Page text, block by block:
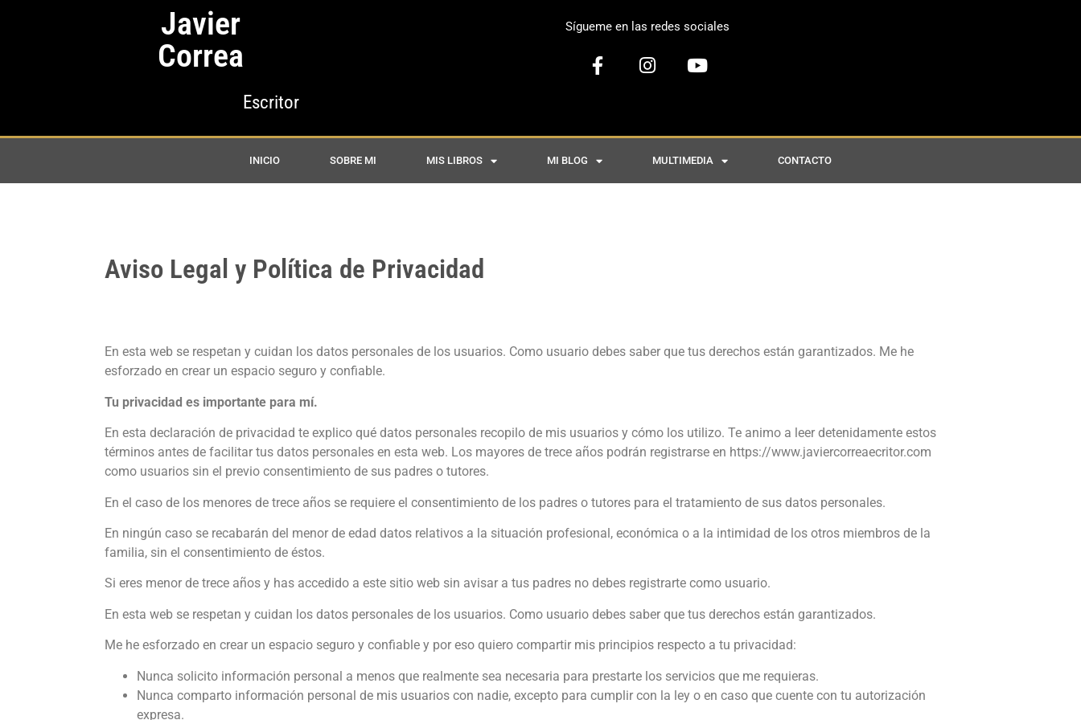
Javier
Correa
Escritor
Sígueme en las redes sociales
INICIO SOBRE MI MIS LIBROS MI BLOG MULTIMEDIA CONTACTO
Aviso Legal y Política de Privacidad
En esta web se respetan y cuidan los datos personales de los usuarios. Como usuario debes saber que tus derechos están garantizados. Me he
esforzado en crear un espacio seguro y confiable.
Tu privacidad es importante para mí.
En esta declaración de privacidad te explico qué datos personales recopilo de mis usuarios y cómo los utilizo. Te animo a leer detenidamente estos
términos antes de facilitar tus datos personales en esta web. Los mayores de trece años podrán registrarse en https://www.javiercorreaecritor.com
como usuarios sin el previo consentimiento de sus padres o tutores.
En el caso de los menores de trece años se requiere el consentimiento de los padres o tutores para el tratamiento de sus datos personales.
En ningún caso se recabarán del menor de edad datos relativos a la situación profesional, económica o a la intimidad de los otros miembros de la
familia, sin el consentimiento de éstos.
Si eres menor de trece años y has accedido a este sitio web sin avisar a tus padres no debes registrarte como usuario.
En esta web se respetan y cuidan los datos personales de los usuarios. Como usuario debes saber que tus derechos están garantizados.
Me he esforzado en crear un espacio seguro y confiable y por eso quiero compartir mis principios respecto a tu privacidad:
Nunca solicito información personal a menos que realmente sea necesaria para prestarte los servicios que me requieras.
Nunca comparto información personal de mis usuarios con nadie, excepto para cumplir con la ley o en caso que cuente con tu autorización
expresa.